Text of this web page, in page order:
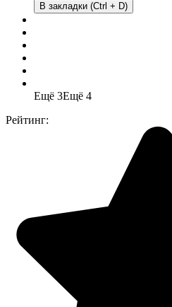
В закладки (Ctrl + D)
Ещё 3Ещё 4
Рейтинг: